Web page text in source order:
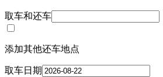
取车和还车
添加其他还车地点
取车日期